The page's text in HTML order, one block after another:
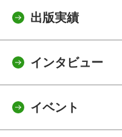
出版実績
インタビュー
イベント